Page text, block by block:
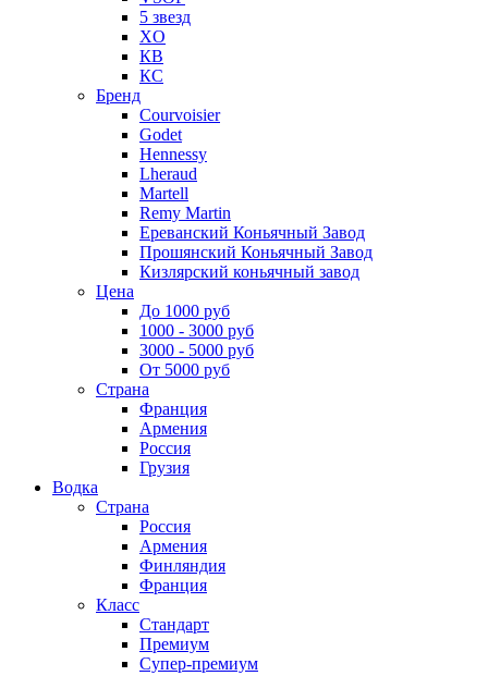
5 звезд
XO
КВ
КС
Бренд
Courvoisier
Godet
Hennessy
Lheraud
Martell
Remy Martin
Ереванский Коньячный Завод
Прошянский Коньячный Завод
Кизлярский коньячный завод
Цена
До 1000 руб
1000 - 3000 руб
3000 - 5000 руб
От 5000 руб
Страна
Франция
Армения
Россия
Грузия
Водка
Страна
Россия
Армения
Финляндия
Франция
Класс
Стандарт
Премиум
Супер-премиум